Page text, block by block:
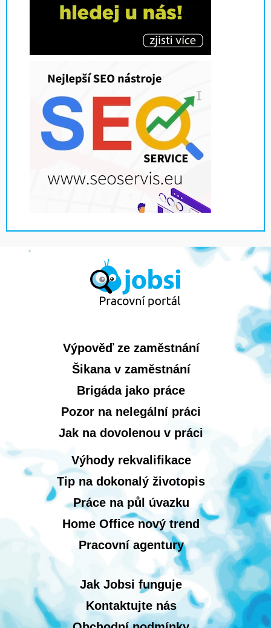
Výpověď ze zaměstnání
Šikana v zaměstnání
Brigáda jako práce
Pozor na nelegální práci
Jak na dovolenou v práci
Výhody rekvalifikace
Tip na dokonalý životopis
Práce na půl úvazku
Home Office nový trend
Pracovní agentury
Jak Jobsi funguje
Kontaktujte nás